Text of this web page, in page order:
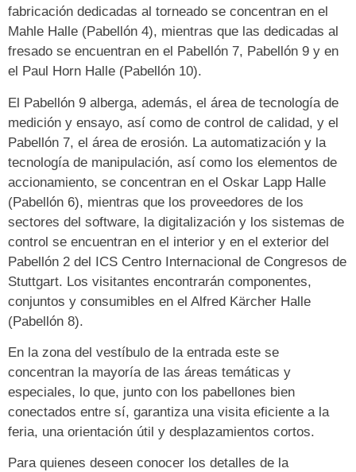
fabricación dedicadas al torneado se concentran en el
Mahle Halle (Pabellón 4), mientras que las dedicadas al
fresado se encuentran en el Pabellón 7, Pabellón 9 y en
el Paul Horn Halle (Pabellón 10).
El Pabellón 9 alberga, además, el área de tecnología de
medición y ensayo, así como de control de calidad, y el
Pabellón 7, el área de erosión. La automatización y la
tecnología de manipulación, así como los elementos de
accionamiento, se concentran en el Oskar Lapp Halle
(Pabellón 6), mientras que los proveedores de los
sectores del software, la digitalización y los sistemas de
control se encuentran en el interior y en el exterior del
Pabellón 2 del ICS Centro Internacional de Congresos de
Stuttgart. Los visitantes encontrarán componentes,
conjuntos y consumibles en el Alfred Kärcher Halle
(Pabellón 8).
En la zona del vestíbulo de la entrada este se
concentran la mayoría de las áreas temáticas y
especiales, lo que, junto con los pabellones bien
conectados entre sí, garantiza una visita eficiente a la
feria, una orientación útil y desplazamientos cortos.
Para quienes deseen conocer los detalles de la